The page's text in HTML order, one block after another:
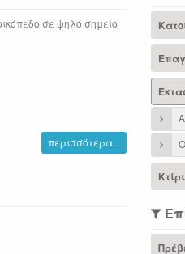
σε ψηλό σημείο
περισσότερα...